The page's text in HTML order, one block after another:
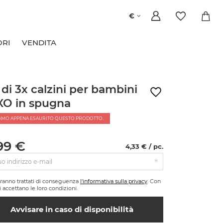
€
VENDITA
di 3x calzini per bambini
in spugna
APPENA ESAURITO QUESTO PRODOTTO.
€ 4,33 € / pc.
indirizzo e-mail
trattati di conseguenza l'informativa sulla privacy. Con
accettano le loro condizioni.
Avvisare in caso di disponibilità